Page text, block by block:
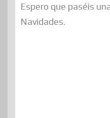
Espero que paséis
Navidades.